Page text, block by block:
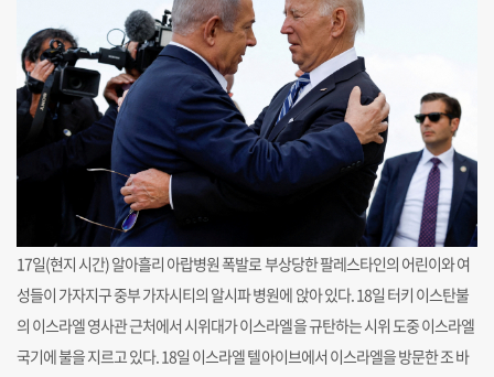
17일(현지 시간) 알아흘리 아랍병원 폭발로 부상당한 팔레스타인의 어린이와 여
성들이 가자지구 중부 가자시티의 알시파 병원에 앉아 있다. 18일 터키 이스탄불
의 이스라엘 영사관 근처에서 시위대가 이스라엘을 규탄하는 시위 도중 이스라엘
국기에 불을 지르고 있다. 18일 이스라엘 텔아이브에서 이스라엘을 방문한 조 바